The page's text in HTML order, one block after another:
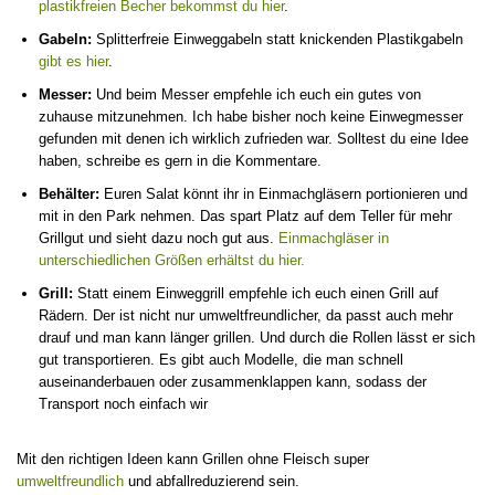
plastikfreien Becher bekommst du hier.
Gabeln: Splitterfreie Einweggabeln statt knickenden Plastikgabeln
gibt es hier.
Messer: Und beim Messer empfehle ich euch ein gutes von
zuhause mitzunehmen. Ich habe bisher noch keine Einwegmesser
gefunden mit denen ich wirklich zufrieden war. Solltest du eine Idee
haben, schreibe es gern in die Kommentare.
Behälter: Euren Salat könnt ihr in Einmachgläsern portionieren und
mit in den Park nehmen. Das spart Platz auf dem Teller für mehr
Grillgut und sieht dazu noch gut aus. Einmachgläser in
unterschiedlichen Größen erhältst du hier.
Grill: Statt einem Einweggrill empfehle ich euch einen Grill auf
Rädern. Der ist nicht nur umweltfreundlicher, da passt auch mehr
drauf und man kann länger grillen. Und durch die Rollen lässt er sich
gut transportieren. Es gibt auch Modelle, die man schnell
auseinanderbauen oder zusammenklappen kann, sodass der
Transport noch einfach wir
Mit den richtigen Ideen kann Grillen ohne Fleisch super
umweltfreundlich und abfallreduzierend sein.